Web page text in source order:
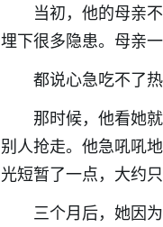
当初，他的母亲
埋下很多隐患。母亲
都说心急吃不了
那时候，他看她
别人抢走。他急吼吼
光短暂了一点，大约只
三个月后，她因